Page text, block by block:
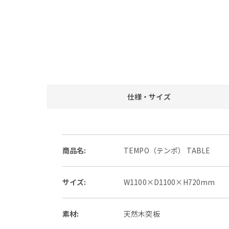
仕様・サイズ
商品名: TEMPO（テンポ） TABLE
サイズ: W1100×D1100×H720mm
素材: 天然木突板